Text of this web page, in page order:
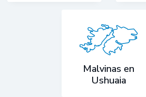
Malvinas en
Ushuaia